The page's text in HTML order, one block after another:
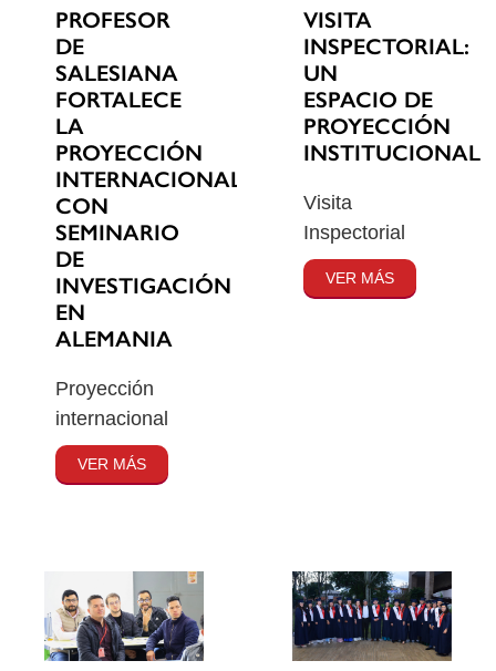
PROFESOR
DE
SALESIANA
FORTALECE
LA
PROYECCIÓN
INTERNACIONAL
CON
SEMINARIO
DE
INVESTIGACIÓN
EN
ALEMANIA
Proyección
internacional
VER MÁS
VISITA
INSPECTORIAL:
UN
ESPACIO DE
PROYECCIÓN
INSTITUCIONAL
Visita
Inspectorial
VER MÁS